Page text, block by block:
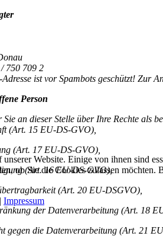
750 709 2
ist vor Spambots geschützt! Zur
Person
an dieser Stelle über Ihre Rechte als
(Art. 15 EU-DS-GVO),
(Art. 17 EU-DS-GVO),
(Art. 16 EU-DS-GVO),
(Art. 20 EU-DSGVO),
der Datenverarbeitung (Art. 18
gegen die Datenverarbeitung (Art. 21
Website. Einige von ihnen sind
ob Sie die Cookies zulassen
| Impressum